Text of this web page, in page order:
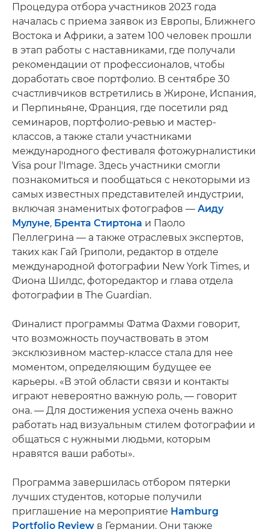
Процедура отбора участников 2023 года
началась с приема заявок из Европы, Ближнего
Востока и Африки, а затем 100 человек прошли
в этап работы с наставниками, где получали
рекомендации от профессионалов, чтобы
доработать свое портфолио. В сентябре 30
счастливчиков встретились в Жироне, Испания,
и Перпиньяне, Франция, где посетили ряд
семинаров, портфолио-ревью и мастер-
классов, а также стали участниками
международного фестиваля фотожурналистики
Visa pour l'Image. Здесь участники смогли
познакомиться и пообщаться с некоторыми из
самых известных представителей индустрии,
включая знаменитых фотографов — Аиду
Мулуне, Брента Стиртона и Паоло
Пеллегрина — а также отраслевых экспертов,
таких как Гай Гриполи, редактор в отделе
международной фотографии New York Times, и
Фиона Шилдс, фоторедактор и глава отдела
фотографии в The Guardian.
Финалист программы Фатма Фахми говорит,
что возможность поучаствовать в этом
эксклюзивном мастер-классе стала для нее
моментом, определяющим будущее ее
карьеры. «В этой области связи и контакты
играют невероятно важную роль, — говорит
она. — Для достижения успеха очень важно
работать над визуальным стилем фотографии и
общаться с нужными людьми, которым
нравятся ваши работы».
Программа завершилась отбором пятерки
лучших студентов, которые получили
приглашение на мероприятие Hamburg
Portfolio Review в Германии. Они также